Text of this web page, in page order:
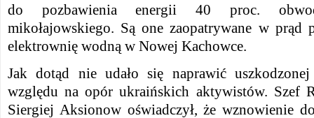
do pozbawienia energii 40 proc.
mikołajowskiego. Są one zaopatrywane w prąd
elektrownię wodną w Nowej Kachowce.
Jak dotąd nie udało się naprawić
względu na opór ukraińskich aktywistów. Szef
Siergiej Aksionow oświadczył, że wznowienie